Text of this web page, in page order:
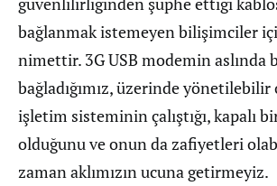
bağlanmak istemeyen bilişimciler
nimettir. 3G USB modemin aslında
bağladığımız, üzerinde
işletim sisteminin çalıştığı, kapalı
olduğunu ve onun da zafiyetleri
zaman aklımızın ucuna getirmeyiz.